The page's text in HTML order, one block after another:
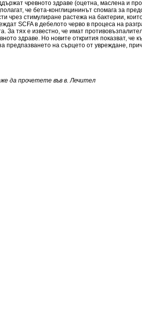
чревното здраве (оцетна, маслена и
че бета-конглицининът спомага за
чрез стимулиране растежа на бактерии,
SCFA в дебелото черво в процеса на
За тях е известно, че имат
здраве. Но новите открития показват, че
предпазването на сърцето от увреждане,
да прочетете във в. Лечител